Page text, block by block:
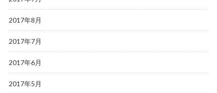
2017年8月
2017年7月
2017年6月
2017年5月